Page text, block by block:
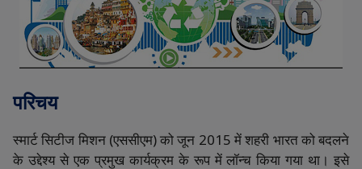
परिचय
स्मार्टसिटीज मिशन(एससीएम)कोजून 2015 मेंशहरी भारतकोबदलने
के उद्देश्य से एक प्रमुख कार्यक्रम के रूप में लॉन्च किया गया था। इसे